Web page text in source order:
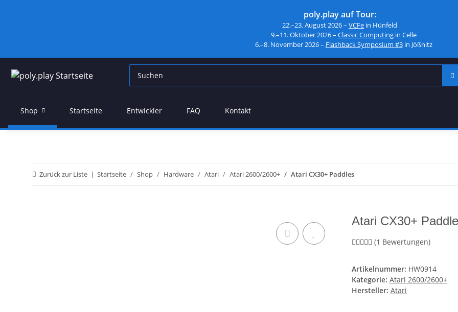
poly.play auf Tour:
22.–23. August 2026 – VCFe in Hünfeld
9.–11. Oktober 2026 – Classic Computingin Celle
6.–8. November 2026 – Flashback Symposium #3in Jößnitz
Shop Startseite Entwickler FAQ Kontakt
Zurück zur Liste Startseite Shop Hardware Atari Atari 2600/2600+ Atari CX30+ Paddles
Atari CX30+
(1 Bewertungen)
Artikelnummer: HW0914
Kategorie: Atari 2600/2600+
Hersteller: Atari